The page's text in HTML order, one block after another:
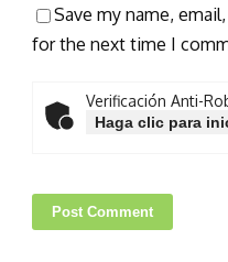
Save my name,
for the next time I
Verificación Anti-
Haga clic para